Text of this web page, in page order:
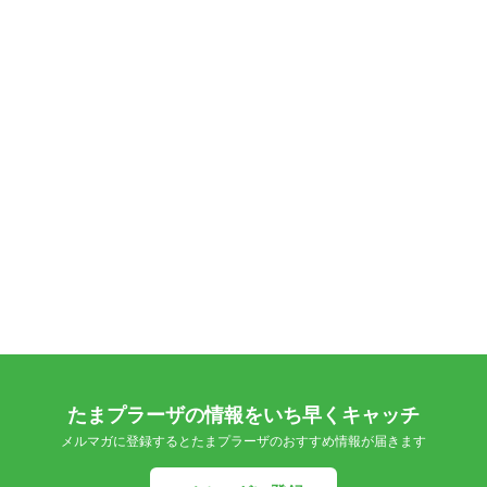
たまプラーザの情報をいち早くキャッチ
メルマガに登録するとたまプラーザのおすすめ情報が届きます